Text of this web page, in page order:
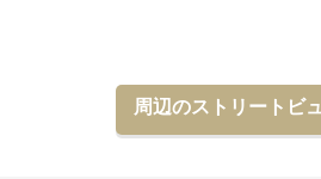
周辺のストリートビ